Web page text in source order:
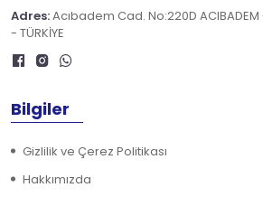
Adres:Acıbadem Cad. No:220D ACIBADEM
- TÜRKİYE
Bilgiler
Gizlilik ve Çerez Politikası
Hakkımızda